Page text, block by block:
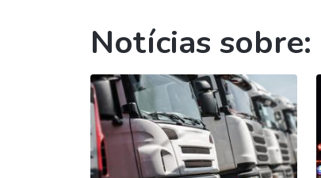
Notícias sobre: